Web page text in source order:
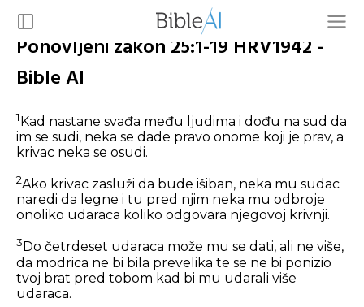
Ponovljeni zakon 25:1-19 HRV1942 -
Bible AI
1Kad nastane svađa među ljudima i dođu na sud da
im se sudi, neka se dade pravo onome koji je prav, a
krivac neka se osudi.
2Ako krivac zasluži da bude išiban, neka mu sudac
naredi da legne i tu pred njim neka mu odbroje
onoliko udaraca koliko odgovara njegovoj krivnji.
3 Do četrdeset udaraca može mu se dati, ali ne više,
da modrica ne bi bila prevelika te se ne bi ponizio
tvoj brat pred tobom kad bi mu udarali više
udaraca.